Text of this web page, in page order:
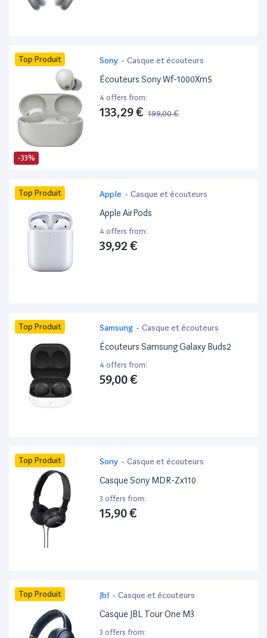
-33%
Top Produit Sony - Casque et écouteurs
Écouteurs Sony Wf-1000Xm5
4 offers from:
133,29 € 199,00 €
Top Produit Apple - Casque et écouteurs
Apple AirPods
4 offers from:
39,92 €
Top Produit Samsung - Casque et écouteurs
Écouteurs Samsung Galaxy Buds2
4 offers from:
59,00 €
Top Produit Sony - Casque et écouteurs
Casque Sony MDR-Zx110
3 offers from:
15,90 €
Top Produit Jbl - Casque et écouteurs
Casque JBL Tour One M3
3 offers from: